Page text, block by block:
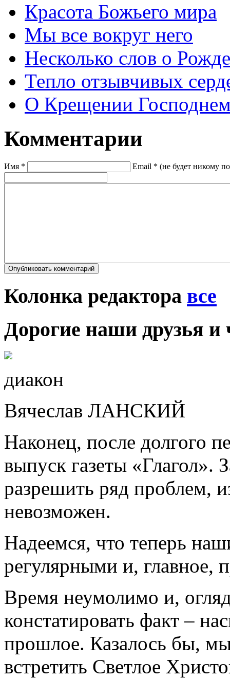
Красота Божьего мира
Мы все вокруг него
Несколько слов о
Тепло отзывчивых
О Крещении
Комментарии
Имя * Email * (не будет никому
Колонка редактора все
Дорогие наши друзья и
диакон
Вячеслав ЛАНСКИЙ
Наконец, после долгого
выпуск газеты «Глагол».
разрешить ряд проблем,
невозможен.
Надеемся, что теперь
регулярными и, главное,
Время неумолимо и,
констатировать факт –
прошлое. Казалось бы,
встретить Светлое